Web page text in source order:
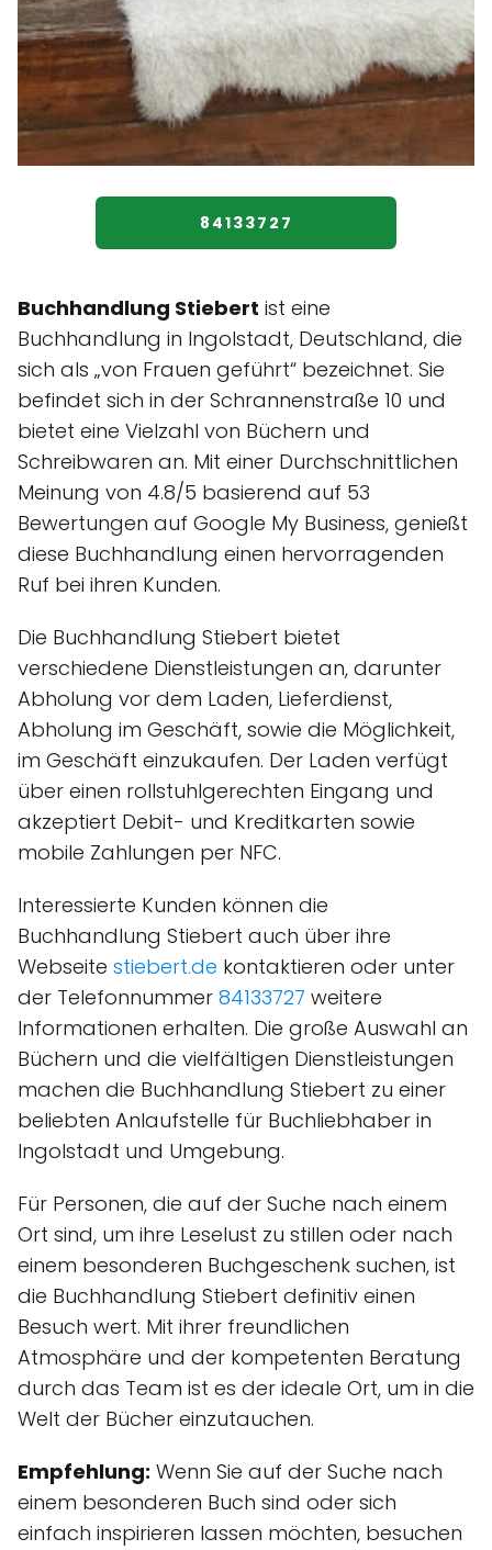
84133727
Buchhandlung Stiebert ist eine
Buchhandlung in Ingolstadt, Deutschland, die
sich als „von Frauen geführt“ bezeichnet. Sie
befindet sich in der Schrannenstraße 10 und
bietet eine Vielzahl von Büchern und
Schreibwaren an. Mit einer Durchschnittlichen
Meinung von 4.8/5 basierend auf 53
Bewertungen auf Google My Business, genießt
diese Buchhandlung einen hervorragenden
Ruf bei ihren Kunden.
Die Buchhandlung Stiebert bietet
verschiedene Dienstleistungen an, darunter
Abholung vor dem Laden, Lieferdienst,
Abholung im Geschäft, sowie die Möglichkeit,
im Geschäft einzukaufen. Der Laden verfügt
über einen rollstuhlgerechten Eingang und
akzeptiert Debit- und Kreditkarten sowie
mobile Zahlungen per NFC.
Interessierte Kunden können die
Buchhandlung Stiebert auch über ihre
Webseite stiebert.de kontaktieren oder unter
der Telefonnummer 84133727 weitere
Informationen erhalten. Die große Auswahl an
Büchern und die vielfältigen Dienstleistungen
machen die Buchhandlung Stiebert zu einer
beliebten Anlaufstelle für Buchliebhaber in
Ingolstadt und Umgebung.
Für Personen, die auf der Suche nach einem
Ort sind, um ihre Leselust zu stillen oder nach
einem besonderen Buchgeschenk suchen, ist
die Buchhandlung Stiebert definitiv einen
Besuch wert. Mit ihrer freundlichen
Atmosphäre und der kompetenten Beratung
durch das Team ist es der ideale Ort, um in die
Welt der Bücher einzutauchen.
Empfehlung: Wenn Sie auf der Suche nach
einem besonderen Buch sind oder sich
einfach inspirieren lassen möchten, besuchen